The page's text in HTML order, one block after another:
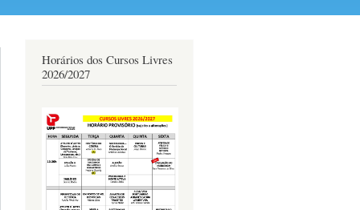
Horários dos Cursos Livres
2026/2027